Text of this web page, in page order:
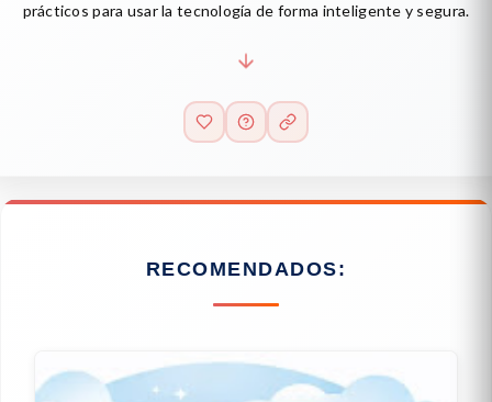
prácticos para usar la tecnología de forma inteligente y segura.
RECOMENDADOS: